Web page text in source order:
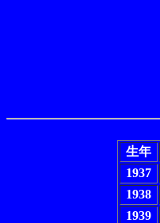
生年
1937
1938
1939